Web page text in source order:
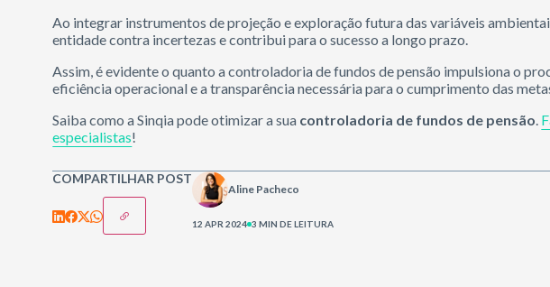
Ao integrar instrumentos de projeção e exploração futura das variáveis
entidade contra incertezas e contribui para o sucesso a longo prazo.
Assim, é evidente o quanto a controladoria de fundos de pensão impulsiona o
eficiência operacional e a transparência necessária para o cumprimento das
Saiba como a Sinqia pode otimizar a sua controladoria de fundos de pensão.
especialistas!
COMPARTILHAR POST
Aline Pacheco
12 APR 2024 3 MIN DE LEITURA